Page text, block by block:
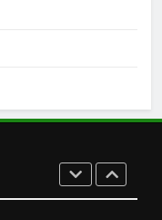
Surakarta Turun
Lewat Camping